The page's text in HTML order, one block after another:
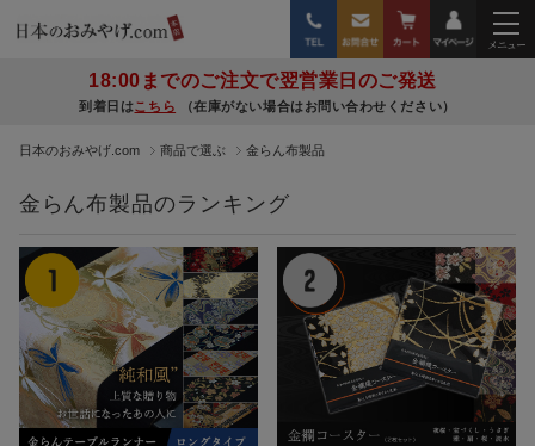
18:00までのご注文で翌営業日のご発送
到着日はこちら （在庫がない場合はお問い合わせください）
日本のおみやげ.com 商品で選ぶ 金らん布製品
金らん布製品のランキング